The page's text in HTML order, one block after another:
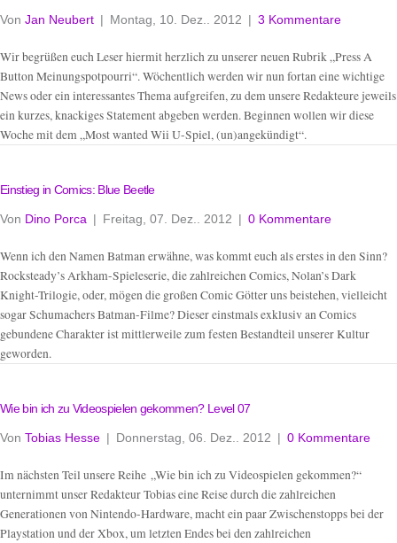
Von Jan Neubert | Montag, 10. Dez.. 2012 | 3 Kommentare
Wir begrüßen euch Leser hiermit herzlich zu unserer neuen Rubrik „Press A
Button Meinungspotpourri“. Wöchentlich werden wir nun fortan eine wichtige
News oder ein interessantes Thema aufgreifen, zu dem unsere Redakteure jeweils
ein kurzes, knackiges Statement abgeben werden. Beginnen wollen wir diese
Woche mit dem „Most wanted Wii U-Spiel, (un)angekündigt“.
Einstieg in Comics: Blue Beetle
Von Dino Porca | Freitag, 07. Dez.. 2012 | 0 Kommentare
Wenn ich den Namen Batman erwähne, was kommt euch als erstes in den Sinn?
Rocksteady’s Arkham-Spieleserie, die zahlreichen Comics, Nolan’s Dark
Knight-Trilogie, oder, mögen die großen Comic Götter uns beistehen, vielleicht
sogar Schumachers Batman-Filme? Dieser einstmals exklusiv an Comics
gebundene Charakter ist mittlerweile zum festen Bestandteil unserer Kultur
geworden.
Wie bin ich zu Videospielen gekommen? Level 07
Von Tobias Hesse | Donnerstag, 06. Dez.. 2012 | 0 Kommentare
Im nächsten Teil unsere Reihe „Wie bin ich zu Videospielen gekommen?“
unternimmt unser Redakteur Tobias eine Reise durch die zahlreichen
Generationen von Nintendo-Hardware, macht ein paar Zwischenstopps bei der
Playstation und der Xbox, um letzten Endes bei den zahlreichen